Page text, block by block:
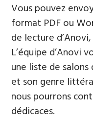
Vous pouvez
format PDF ou
de lecture
L’équipe d’Anovi
une liste de
et son genre
nous pourrons
dédicaces.